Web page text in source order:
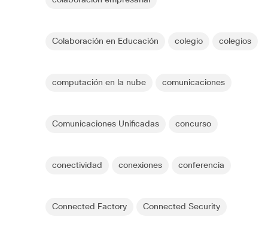
Colaboración en Educación colegio colegios
computación en la nube comunicaciones
Comunicaciones Unificadas concurso
conectividad conexiones conferencia
Connected Factory Connected Security